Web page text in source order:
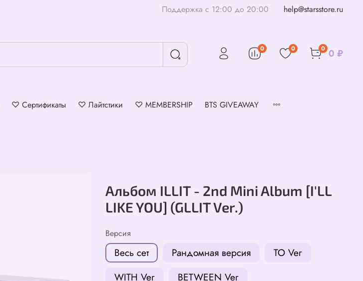
Поддержка с 12:00 до 20:00 help@starsstore.ru
0 0 0 0 ₽
♡ Сертификаты ♡ Лайтстики ♡ MEMBERSHIP BTS GIVEAWAY
Альбом ILLIT - 2nd Mini Album [I'LL
LIKE YOU] (GLLIT Ver.)
Версия
Весь сет Рандомная версия
TO Ver
WITH Ver
BETWEEN Ver